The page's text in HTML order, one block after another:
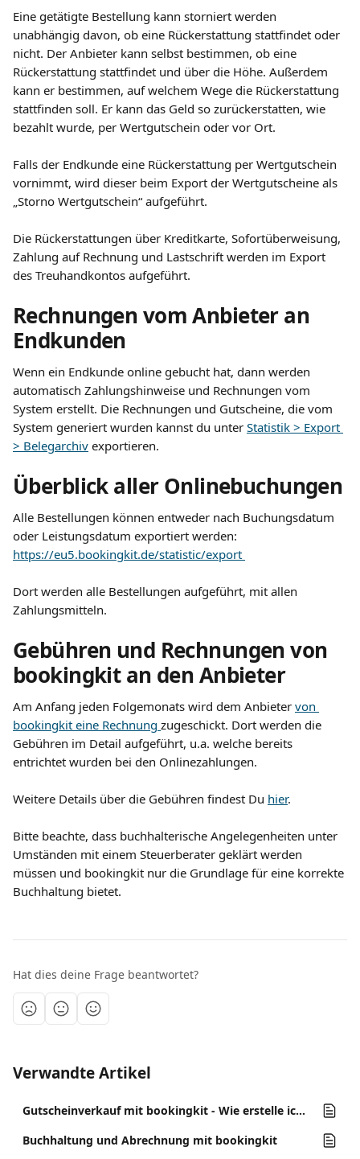
Eine getätigte Bestellung kann storniert werden
unabhängig davon, ob eine Rückerstattung stattfindet oder
nicht. Der Anbieter kann selbst bestimmen, ob eine
Rückerstattung stattfindet und über die Höhe. Außerdem
kann er bestimmen, auf welchem Wege die Rückerstattung
stattfinden soll. Er kann das Geld so zurückerstatten, wie
bezahlt wurde, per Wertgutschein oder vor Ort.
Falls der Endkunde eine Rückerstattung per Wertgutschein
vornimmt, wird dieser beim Export der Wertgutscheine als
„Storno Wertgutschein“ aufgeführt.
Die Rückerstattungen über Kreditkarte, Sofortüberweisung,
Zahlung auf Rechnung und Lastschrift werden im Export
des Treuhandkontos aufgeführt.
Rechnungen vom Anbieter an
Endkunden
Wenn ein Endkunde online gebucht hat, dann werden
automatisch Zahlungshinweise und Rechnungen vom
System erstellt. Die Rechnungen und Gutscheine, die vom
System generiert wurden kannst du unter Statistik > Export
> Belegarchiv exportieren.
Überblick aller Onlinebuchungen
Alle Bestellungen können entweder nach Buchungsdatum
oder Leistungsdatum exportiert werden:
https://eu5.bookingkit.de/statistic/export
Dort werden alle Bestellungen aufgeführt, mit allen
Zahlungsmitteln.
Gebühren und Rechnungen von
bookingkit an den Anbieter
Am Anfang jeden Folgemonats wird dem Anbieter von
bookingkit eine Rechnung zugeschickt. Dort werden die
Gebühren im Detail aufgeführt, u.a. welche bereits
entrichtet wurden bei den Onlinezahlungen.
Weitere Details über die Gebühren findest Du hier.
Bitte beachte, dass buchhalterische Angelegenheiten unter
Umständen mit einem Steuerberater geklärt werden
müssen und bookingkit nur die Grundlage für eine korrekte
Buchhaltung bietet.
Hat dies deine Frage beantwortet?
Verwandte Artikel
Gutscheinverkauf mit bookingkit - Wie erstelle ich einen Gutscheinshop mit bookingkit?
Buchhaltung und Abrechnung mit bookingkit